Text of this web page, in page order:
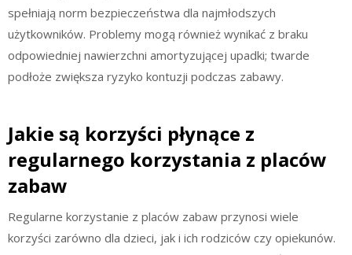
spełniają norm bezpieczeństwa dla najmłodszych
użytkowników. Problemy mogą również wynikać z braku
odpowiedniej nawierzchni amortyzującej upadki; twarde
podłoże zwiększa ryzyko kontuzji podczas zabawy.
Jakie są korzyści płynące z
regularnego korzystania z placów
zabaw
Regularne korzystanie z placów zabaw przynosi wiele
korzyści zarówno dla dzieci, jak i ich rodziców czy opiekunów.